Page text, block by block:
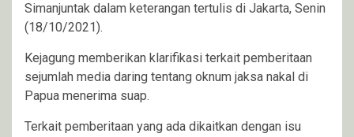
Simanjuntak dalam keterangan tertulis di Jakarta, Senin
(18/10/2021).
Kejagung memberikan klarifikasi terkait pemberitaan
sejumlah media daring tentang oknum jaksa nakal di
Papua menerima suap.
Terkait pemberitaan yang ada dikaitkan dengan isu